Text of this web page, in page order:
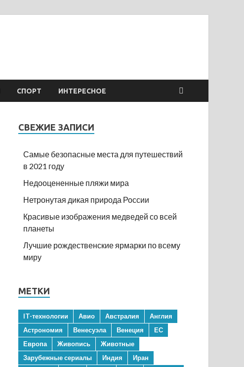
СПОРТ ИНТЕРЕСНОЕ
СВЕЖИЕ ЗАПИСИ
Самые безопасные места для путешествий
в 2021 году
Недооцененные пляжи мира
Нетронутая дикая природа России
Красивые изображения медведей со всей
планеты
Лучшие рождественские ярмарки по всему
миру
МЕТКИ
IT-технологии Авио Австралия
Англия
Астрономия
Венесуэла Венеция
ЕС
Европа
Живопись
Животные
Зарубежные сериалы
Индия
Иран